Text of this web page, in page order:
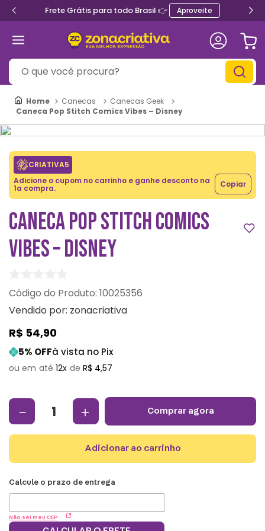
Frete Grátis para todo Brasil 👉 Aproveite
O que você procura?
Canecas
Canecas Geek
Caneca Pop Stitch Comics Vibes – Disney
CRIATIVA5
Adicione o cupom no carrinho e ganhe desconto na
1a compra. Copiar
CANECA POP STITCH COMICS
VIBES – DISNEY
: 10025356
Vendido por: zonacriativa
R$ 54,90
5% OFFà vista no Pix
12 R$ 4,57
＋
－ comprar agora
adicionar ao carrinho
Não sei meu CEP